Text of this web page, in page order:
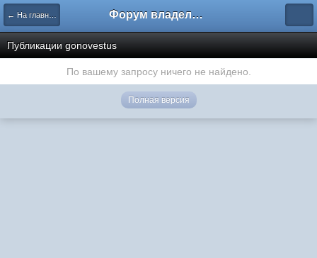
← На главную Форум владельцев интернет-магазинов
Публикации gonovestus
По вашему запросу ничего не найдено.
Полная версия